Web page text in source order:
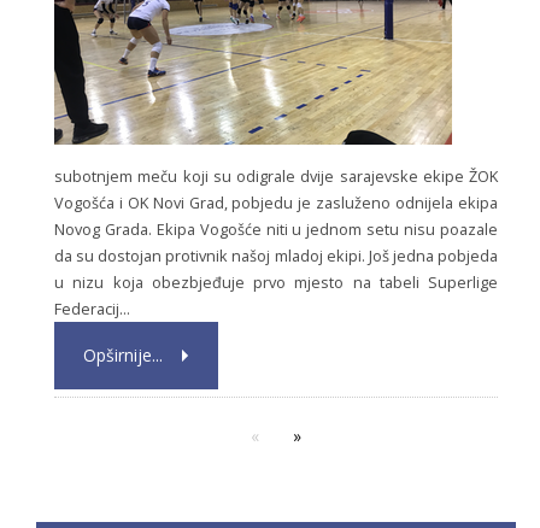
subotnjem meču koji su odigrale dvije sarajevske ekipe ŽOK
Vogošća i OK Novi Grad, pobjedu je zasluženo odnijela ekipa
Novog Grada. Ekipa Vogošće niti u jednom setu nisu poazale
da su dostojan protivnik našoj mladoj ekipi. Još jedna pobjeda
u nizu koja obezbjeđuje prvo mjesto na tabeli Superlige
Federacij...
Opširnije...